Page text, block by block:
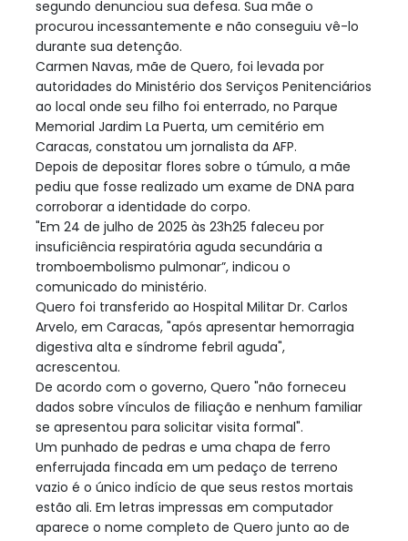
segundo denunciou sua defesa. Sua mãe o
procurou incessantemente e não conseguiu vê-lo
durante sua detenção.
Carmen Navas, mãe de Quero, foi levada por
autoridades do Ministério dos Serviços Penitenciários
ao local onde seu filho foi enterrado, no Parque
Memorial Jardim La Puerta, um cemitério em
Caracas, constatou um jornalista da AFP.
Depois de depositar flores sobre o túmulo, a mãe
pediu que fosse realizado um exame de DNA para
corroborar a identidade do corpo.
"Em 24 de julho de 2025 às 23h25 faleceu por
insuficiência respiratória aguda secundária a
tromboembolismo pulmonar”, indicou o
comunicado do ministério.
Quero foi transferido ao Hospital Militar Dr. Carlos
Arvelo, em Caracas, "após apresentar hemorragia
digestiva alta e síndrome febril aguda",
acrescentou.
De acordo com o governo, Quero "não forneceu
dados sobre vínculos de filiação e nenhum familiar
se apresentou para solicitar visita formal".
Um punhado de pedras e uma chapa de ferro
enferrujada fincada em um pedaço de terreno
vazio é o único indício de que seus restos mortais
estão ali. Em letras impressas em computador
aparece o nome completo de Quero junto ao de